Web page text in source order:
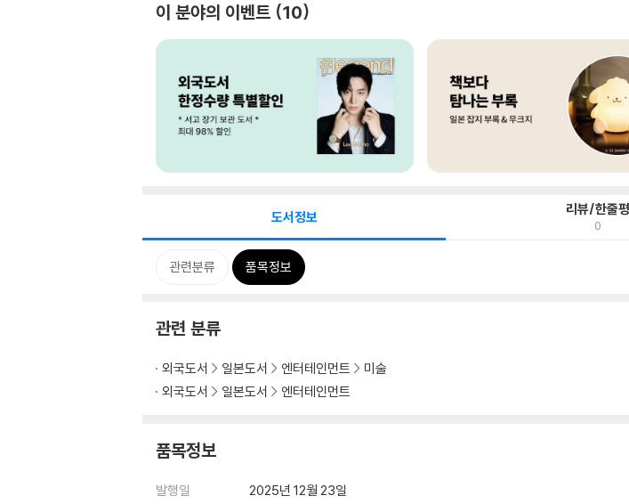
이 분야의 이벤트 10
도서정보 리뷰/한줄평
0
관련분류 품목정보
관련 분류
외국도서 일본도서 엔터테인먼트
미술
외국도서
일본도서 엔터테인먼트
품목정보
발행일
2025년 12월 23일